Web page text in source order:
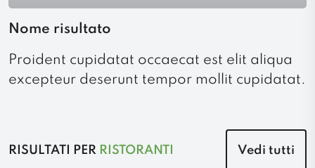
Nome risultato
Proident cupidatat occaecat est elit aliqua
excepteur deserunt tempor mollit cupidatat.
RISULTATI PER RISTORANTI Vedi tutti